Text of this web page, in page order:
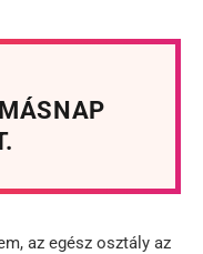
az egész osztály az